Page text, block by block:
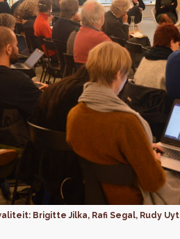
Brigitte Jilka, Rafi Segal, Rudy